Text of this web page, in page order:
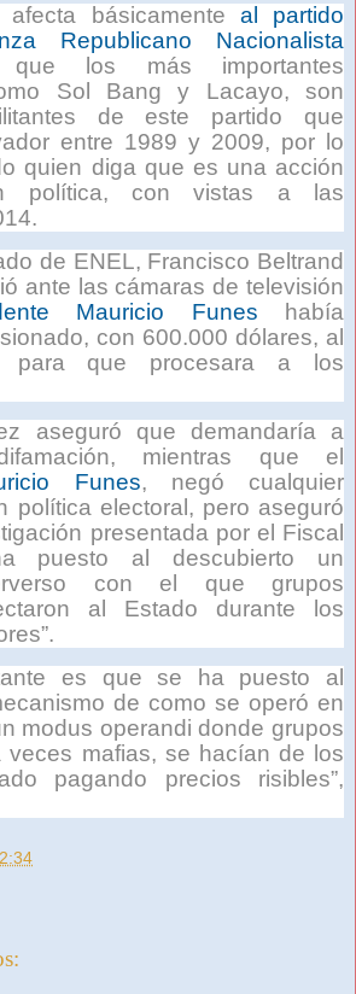
básicamente al partido
Republicano Nacionalista
los más importantes
Sol Bang y Lacayo, son
de este partido que
entre 1989 y 2009, por lo
quien diga que es una acción
política, con vistas a las
de ENEL, Francisco Beltrand
ante las cámaras de televisión
Mauricio Funes había
con 600.000 dólares, al
para que procesara a los
aseguró que demandaría a
mientras que el
Funes, negó cualquier
política electoral, pero aseguró
presentada por el Fiscal
puesto al descubierto un
con el que grupos
al Estado durante los
es que se ha puesto al
de como se operó en
modus operandi donde grupos
veces mafias, se hacían de los
pagando precios risibles”,